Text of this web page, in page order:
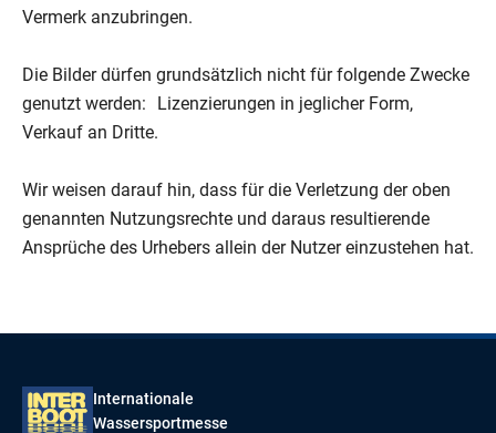
Vermerk anzubringen.
Die Bilder dürfen grundsätzlich nicht für folgende Zwecke
genutzt werden: Lizenzierungen in jeglicher Form,
Verkauf an Dritte.
Wir weisen darauf hin, dass für die Verletzung der oben
genannten Nutzungsrechte und daraus resultierende
Ansprüche des Urhebers allein der Nutzer einzustehen hat.
Internationale
Wassersportmesse